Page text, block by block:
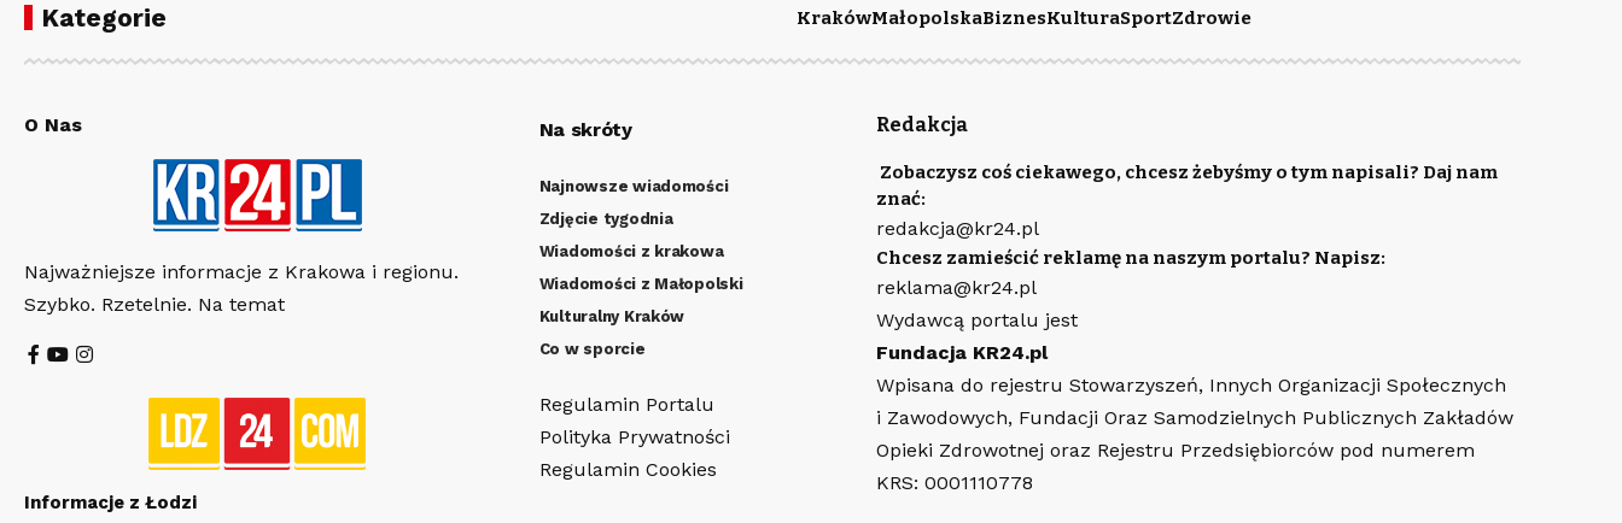
Kategorie KrakówMałopolskaBiznesKulturaSportZdrowie
O Nas
Najważniejsze informacje z Krakowa i regionu.
Szybko. Rzetelnie. Na temat
Informacje z Łodzi
Na skróty
Najnowsze wiadomości
Zdjęcie tygodnia
Wiadomości z krakowa
Wiadomości z Małopolski
Kulturalny Kraków
Co w sporcie
Regulamin Portalu
Polityka Prywatności
Regulamin Cookies
Redakcja
Zobaczysz coś ciekawego, chcesz żebyśmy o tym napisali? Daj nam
znać:
redakcja@kr24.pl
Chcesz zamieścić reklamę na naszym portalu? Napisz:
reklama@kr24.pl
Wydawcą portalu jest
Fundacja KR24.pl
Wpisana do rejestru Stowarzyszeń, Innych Organizacji Społecznych
i Zawodowych, Fundacji Oraz Samodzielnych Publicznych Zakładów
Opieki Zdrowotnej oraz Rejestru Przedsiębiorców pod numerem
KRS: 0001110778